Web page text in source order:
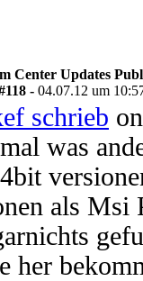
Center Updates
- 04.07.12 um
schrieb
was
als Msi
her